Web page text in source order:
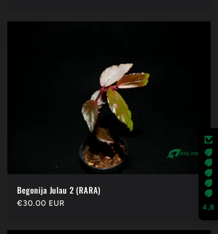
Begonija Julau 2 (RARA)
Redovna
€30.00 EUR 4,8